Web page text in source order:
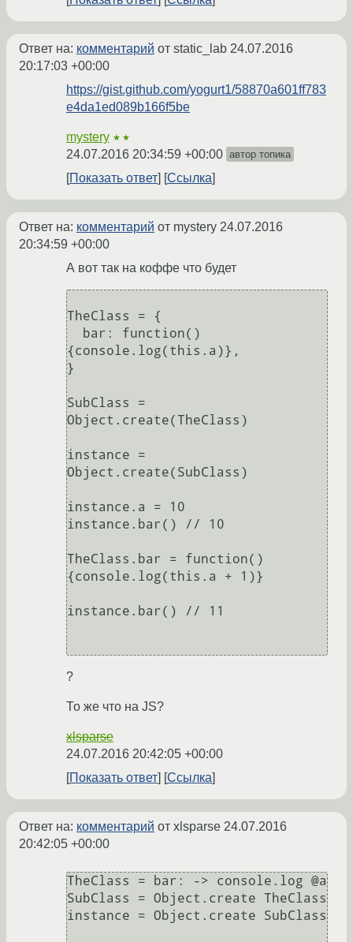
Ответ на: комментарий от static_lab 24.07.2016
20:17:03 +00:00
https://gist.github.com/yogurt1/58870a601ff783
e4da1ed089b166f5be
mystery ★★
24.07.2016 20:34:59 +00:00 автор топика
Показать ответ Ссылка
Ответ на: комментарий от mystery 24.07.2016
20:34:59 +00:00
А вот так на коффе что будет
TheClass = {
{console.log(this.a)},
}
SubClass =
Object.create(TheClass)
instance =
Object.create(SubClass)
instance.a = 10
instance.bar() // 10
TheClass.bar = function()
{console.log(this.a + 1)}
instance.bar() // 11
?
То же что на JS?
xlsparse
24.07.2016 20:42:05 +00:00
Показать ответ
Ссылка
Ответ на: комментарий от xlsparse 24.07.2016
20:42:05 +00:00
TheClass = bar: -> console.log @a
SubClass = Object.create TheClass
instance = Object.create SubClass